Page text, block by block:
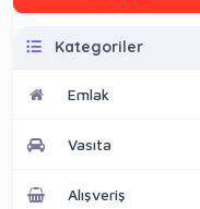
Kategoriler
Emlak
Vasıta
Alışveriş